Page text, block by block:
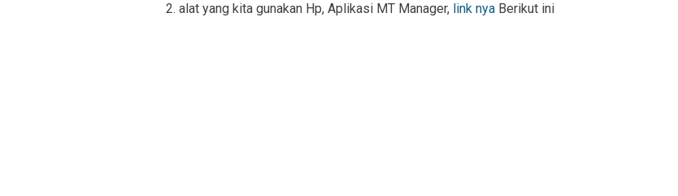
alat yang kita gunakan Hp, Aplikasi MT Manager, link nya Berikut ini